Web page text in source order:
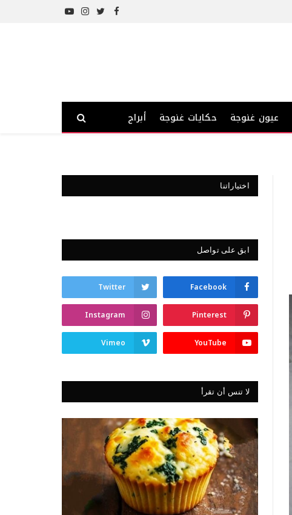
Facebook
Twitter
Instagram
YouTube
عيون غنوجة حكايات غنوجة أبراج
اختياراتنا
ابق على تواصل
Facebook
Twitter
Pinterest
Instagram
YouTube
Vimeo
لا تنس أن تقرأ